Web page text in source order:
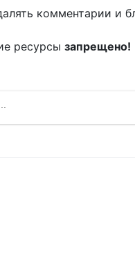
комментарии и
ресурсы запрещено!